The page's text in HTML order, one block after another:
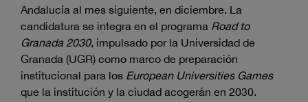
Andalucía al mes siguiente, en diciembre. La
candidatura se integra en el programa Road to
Granada 2030, impulsado por la Universidad de
Granada (UGR) como marco de preparación
institucional para los European Universities Games
que la institución y la ciudad acogerán en 2030.